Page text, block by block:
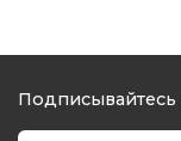
Подписывайтесь